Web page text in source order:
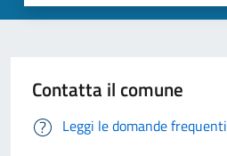
Contatta il comune
Leggi le domande frequenti